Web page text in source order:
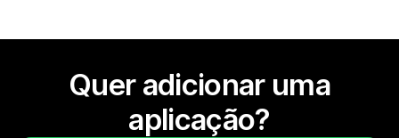
Quer adicionar uma
aplicação?